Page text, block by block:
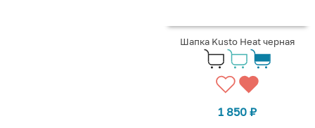
Шапка Kusto Heat черная
1 850 ₽